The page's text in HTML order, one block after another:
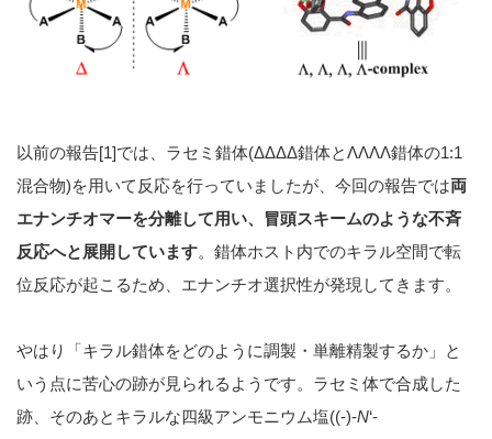
以前の報告[1]では、ラセミ錯体(ΔΔΔΔ錯体とΛΛΛΛ錯体の1:1
混合物)を用いて反応を行っていましたが、今回の報告では両
エナンチオマーを分離して用い、冒頭スキームのような不斉
反応へと展開しています。錯体ホスト内でのキラル空間で転
位反応が起こるため、エナンチオ選択性が発現してきます。
やはり「キラル錯体をどのように調製・単離精製するか」と
いう点に苦心の跡が見られるようです。ラセミ体で合成した
跡、そのあとキラルな四級アンモニウム塩((-)-N‘-